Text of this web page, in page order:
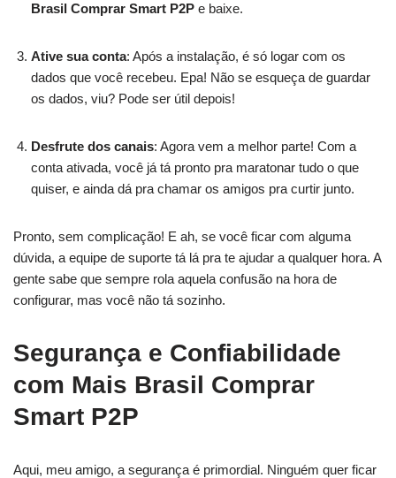
Brasil Comprar Smart P2P e baixe.
Ative sua conta: Após a instalação, é só logar com os
dados que você recebeu. Epa! Não se esqueça de guardar
os dados, viu? Pode ser útil depois!
Desfrute dos canais: Agora vem a melhor parte! Com a
conta ativada, você já tá pronto pra maratonar tudo o que
quiser, e ainda dá pra chamar os amigos pra curtir junto.
Pronto, sem complicação! E ah, se você ficar com alguma
dúvida, a equipe de suporte tá lá pra te ajudar a qualquer hora. A
gente sabe que sempre rola aquela confusão na hora de
configurar, mas você não tá sozinho.
Segurança e Confiabilidade
com Mais Brasil Comprar
Smart P2P
Aqui, meu amigo, a segurança é primordial. Ninguém quer ficar